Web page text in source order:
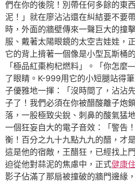
們在你的後院！別帶任何多餘的
泥！」就在廖沾沾還在糾結要不要
時，外面的牆壁傳來一聲巨大的撞
服、戴著太陽眼鏡的太空吉娃娃，
它的背上揹著一個像是小型瓦斯桶
「極品紅棗枸杞燃料」。「你怎
了眼睛。K-999用它的小短腿站得
子優雅地一揮：「沒時間了，沾沾
子了！我們必須在你被醋酸離子炮
落，一股極致尖銳、刺鼻的酸氣猛
一個狂妄自大的電子音效：「警告
衡！百分之九十九點九九的醋，才
這是他的宿敵，王醋狂，已經找上
迫從他對蒜泥的焦慮中，正式健康
影子佔滿了那扇被撞破的牆門邊緣